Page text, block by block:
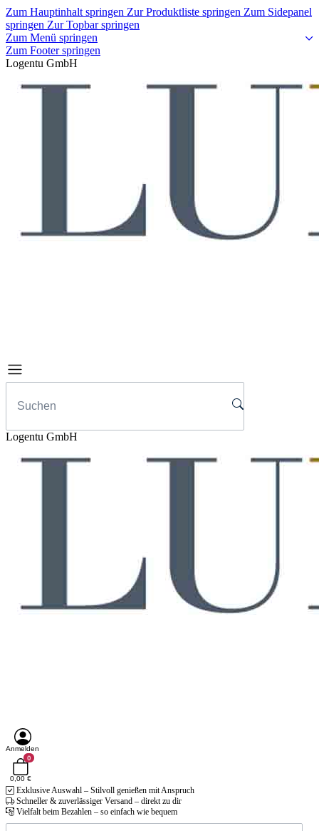
Zum Hauptinhalt springen Zur Produktliste springen Zum Sidepanel
springen Zur Topbar springen
Zum Menü springen
Zum Footer springen
Logentu GmbH
Logentu GmbH
Anmelden
0
0,00 €
Exklusive Auswahl – Stilvoll genießen mit Anspruch
Schneller & zuverlässiger Versand – direkt zu dir
Vielfalt beim Bezahlen – so einfach wie bequem